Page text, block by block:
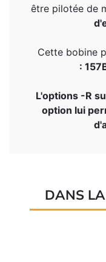
être pilotée de
Cette bobine
:
L'options -R
option lui
DANS